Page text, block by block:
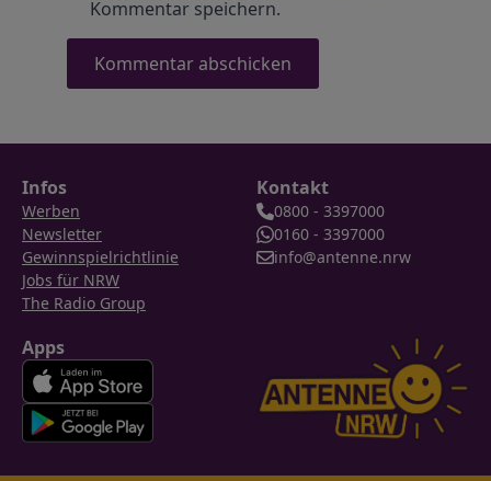
Kommentar speichern.
Infos
Werben
Newsletter
Gewinnspielrichtlinie
Jobs für NRW
The Radio Group
Kontakt
0800 - 3397000
0160 - 3397000
info@antenne.nrw
Apps